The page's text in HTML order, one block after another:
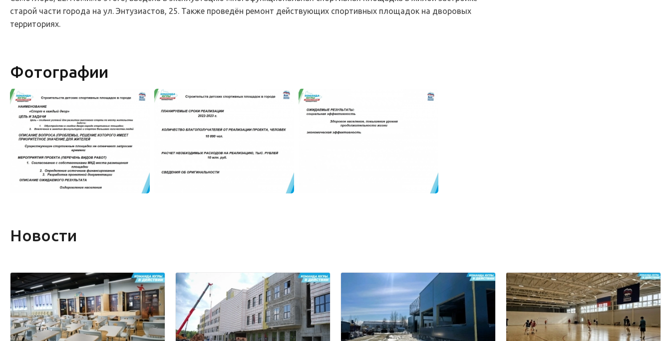
старой части города на ул. Энтузиастов, 25. Также проведён ремонт действующих спортивных площадок на дворовых
территориях.
Фотографии
Новости